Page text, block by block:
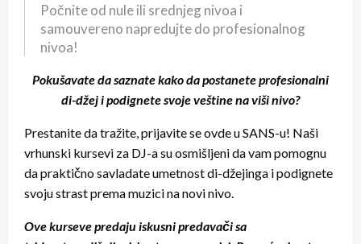
Počnite od nule ili srednjeg nivoa i
samouvereno napredujte do profesionalnog
nivoa!
Pokušavate da saznate kako da postanete profesionalni
di-džej i podignete svoje veštine na viši nivo?
Prestanite da tražite, prijavite se ovde u SANS-u! Naši
vrhunski kursevi za DJ-a su osmišljeni da vam pomognu
da praktično savladate umetnost di-džejinga i podignete
svoju strast prema muzici na novi nivo.
Ove kurseve predaju iskusni predavači sa